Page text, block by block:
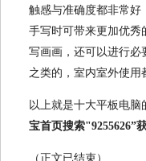
触感与准确度都非常好
手写时可带来更加优秀
写画画，还可以进行必
之类的，室内室外使用
以上就是十大平板电脑
宝首页搜索"9255626”
（正文已结束）